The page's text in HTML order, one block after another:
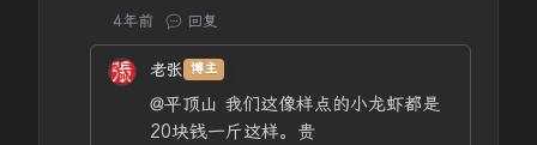
4年前 回复
老张 博主
@平顶山 我们这像样点的小龙虾都是
20块钱一斤这样。贵